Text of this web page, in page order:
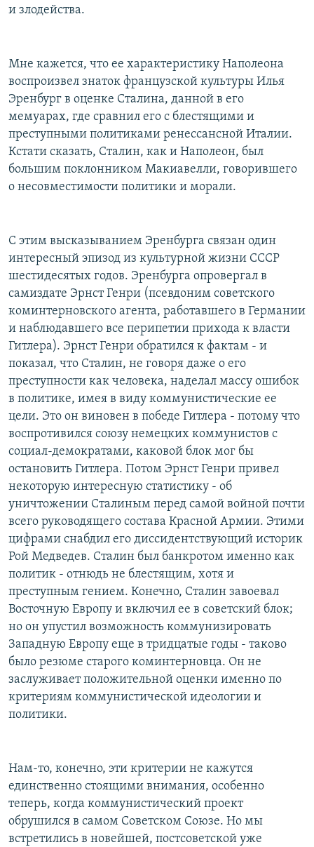
и злодейства.
Мне кажется, что ее характеристику Наполеона
воспроизвел знаток французской культуры Илья
Эренбург в оценке Сталина, данной в его
мемуарах, где сравнил его с блестящими и
преступными политиками ренессансной Италии.
Кстати сказать, Сталин, как и Наполеон, был
большим поклонником Макиавелли, говорившего
о несовместимости политики и морали.
С этим высказыванием Эренбурга связан один
интересный эпизод из культурной жизни СССР
шестидесятых годов. Эренбурга опровергал в
самиздате Эрнст Генри (псевдоним советского
коминтерновского агента, работавшего в Германии
и наблюдавшего все перипетии прихода к власти
Гитлера). Эрнст Генри обратился к фактам - и
показал, что Сталин, не говоря даже о его
преступности как человека, наделал массу ошибок
в политике, имея в виду коммунистические ее
цели. Это он виновен в победе Гитлера - потому что
воспротивился союзу немецких коммунистов с
социал-демократами, каковой блок мог бы
остановить Гитлера. Потом Эрнст Генри привел
некоторую интересную статистику - об
уничтожении Сталиным перед самой войной почти
всего руководящего состава Красной Армии. Этими
цифрами снабдил его диссидентствующий историк
Рой Медведев. Сталин был банкротом именно как
политик - отнюдь не блестящим, хотя и
преступным гением. Конечно, Сталин завоевал
Восточную Европу и включил ее в советский блок;
но он упустил возможность коммунизировать
Западную Европу еще в тридцатые годы - таково
было резюме старого коминтерновца. Он не
заслуживает положительной оценки именно по
критериям коммунистической идеологии и
политики.
Нам-то, конечно, эти критерии не кажутся
единственно стоящими внимания, особенно
теперь, когда коммунистический проект
обрушился в самом Советском Союзе. Но мы
встретились в новейшей, постсоветской уже